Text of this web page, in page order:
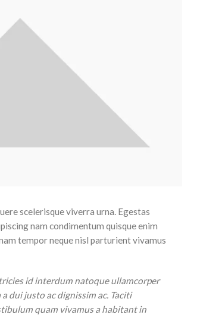
scelerisque viverra urna. Egestas
nam condimentum quisque enim
tempor neque nisl parturient vivamus
id interdum natoque ullamcorper
dui justo ac dignissim ac. Taciti
quam vivamus a habitant in